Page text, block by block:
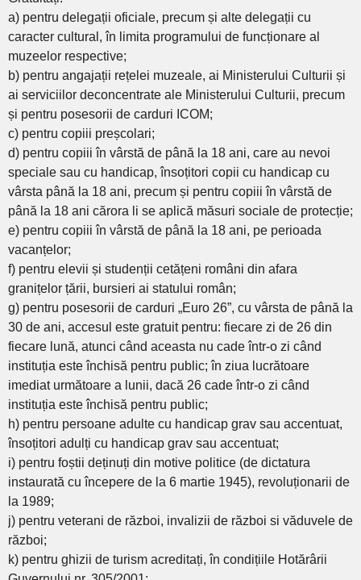
a) pentru delegații oficiale, precum și alte delegații cu
caracter cultural, în limita programului de funcționare al
muzeelor respective;
b) pentru angajații rețelei muzeale, ai Ministerului Culturii și
ai serviciilor deconcentrate ale Ministerului Culturii, precum
și pentru posesorii de carduri ICOM;
c) pentru copiii preșcolari;
d) pentru copiii în vârstă de până la 18 ani, care au nevoi
speciale sau cu handicap, însoțitori copii cu handicap cu
vârsta până la 18 ani, precum și pentru copiii în vârstă de
până la 18 ani cărora li se aplică măsuri sociale de protecție;
e) pentru copiii în vârstă de până la 18 ani, pe perioada
vacanțelor;
f) pentru elevii și studenții cetățeni români din afara
granițelor țării, bursieri ai statului român;
g) pentru posesorii de carduri „Euro 26”, cu vârsta de până la
30 de ani, accesul este gratuit pentru: fiecare zi de 26 din
fiecare lună, atunci când aceasta nu cade într-o zi când
instituția este închisă pentru public; în ziua lucrătoare
imediat următoare a lunii, dacă 26 cade într-o zi când
instituția este închisă pentru public;
h) pentru persoane adulte cu handicap grav sau accentuat,
însoțitori adulți cu handicap grav sau accentuat;
i) pentru foștii deținuți din motive politice (de dictatura
instaurată cu începere de la 6 martie 1945), revoluționarii de
la 1989;
j) pentru veterani de război, invalizii de război si văduvele de
război;
k) pentru ghizii de turism acreditați, în condițiile Hotărârii